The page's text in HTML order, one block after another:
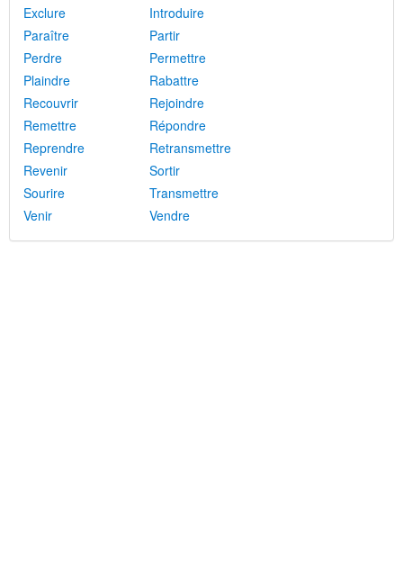
Exclure
Introduire
Paraître
Partir
Perdre
Permettre
Plaindre
Rabattre
Recouvrir
Rejoindre
Remettre
Répondre
Reprendre
Retransmettre
Revenir
Sortir
Sourire
Transmettre
Venir
Vendre